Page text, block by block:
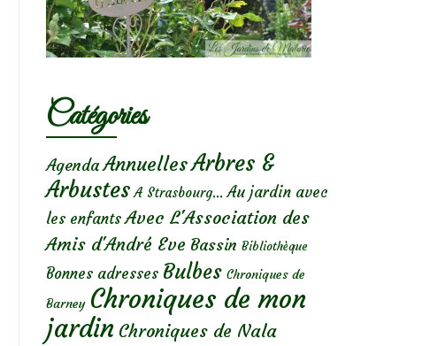
Catégories
Agenda AnnuellesArbres &
Arbustes A Strasbourg... Au jardin avec
les enfants Avec L'Association des
Amis d'André Eve Bassin Bibliothèque
Bonnes adresses Bulbes Chroniques de
Barney Chroniques de mon
jardin Chroniques de Nala